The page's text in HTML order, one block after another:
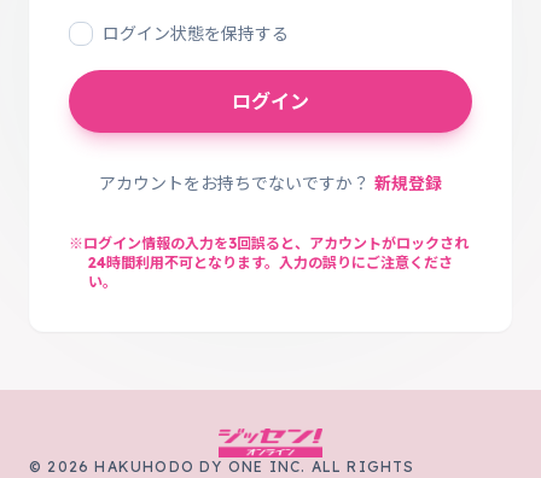
ログイン状態を保持する
ログイン
アカウントをお持ちでないですか？ 新規登録
※ログイン情報の入力を3回誤ると、アカウントがロックされ
24時間利用不可となります。入力の誤りにご注意くださ
い。
© 2026 HAKUHODO DY ONE INC. ALL RIGHTS